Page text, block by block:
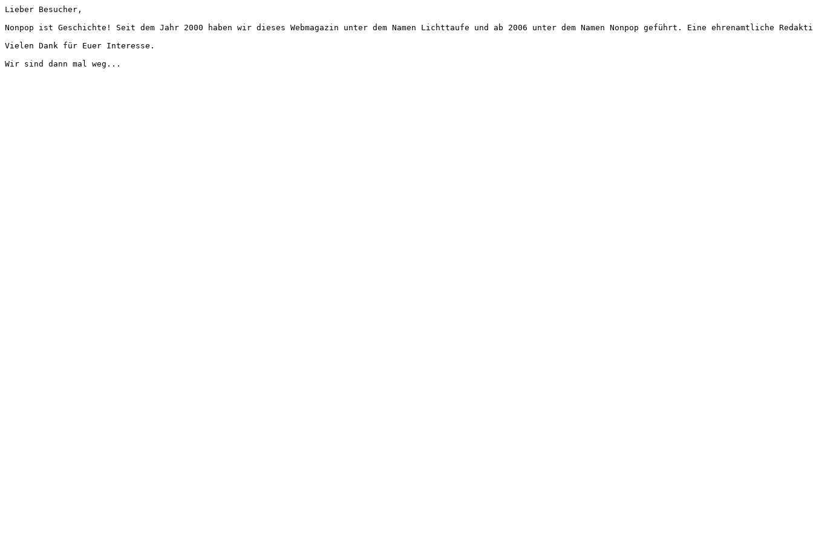
Lieber Besucher,
Nonpop ist Geschichte! Seit dem Jahr 2000 haben wir dieses Webmagazin unter dem Namen Lichttaufe und ab 2006 unter dem Namen Nonpop geführt. Eine ehrenamtliche
Vielen Dank für Euer Interesse.
Wir sind dann mal weg...